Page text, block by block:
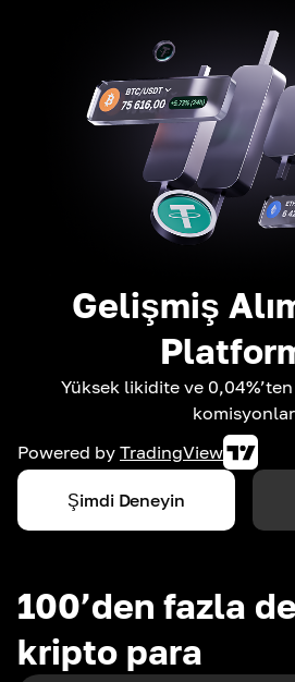
Gelişmiş
Yüksek likidite ve
komisyonlar
Powered by TradingView
Şimdi Deneyin
100’den fazla
kripto para